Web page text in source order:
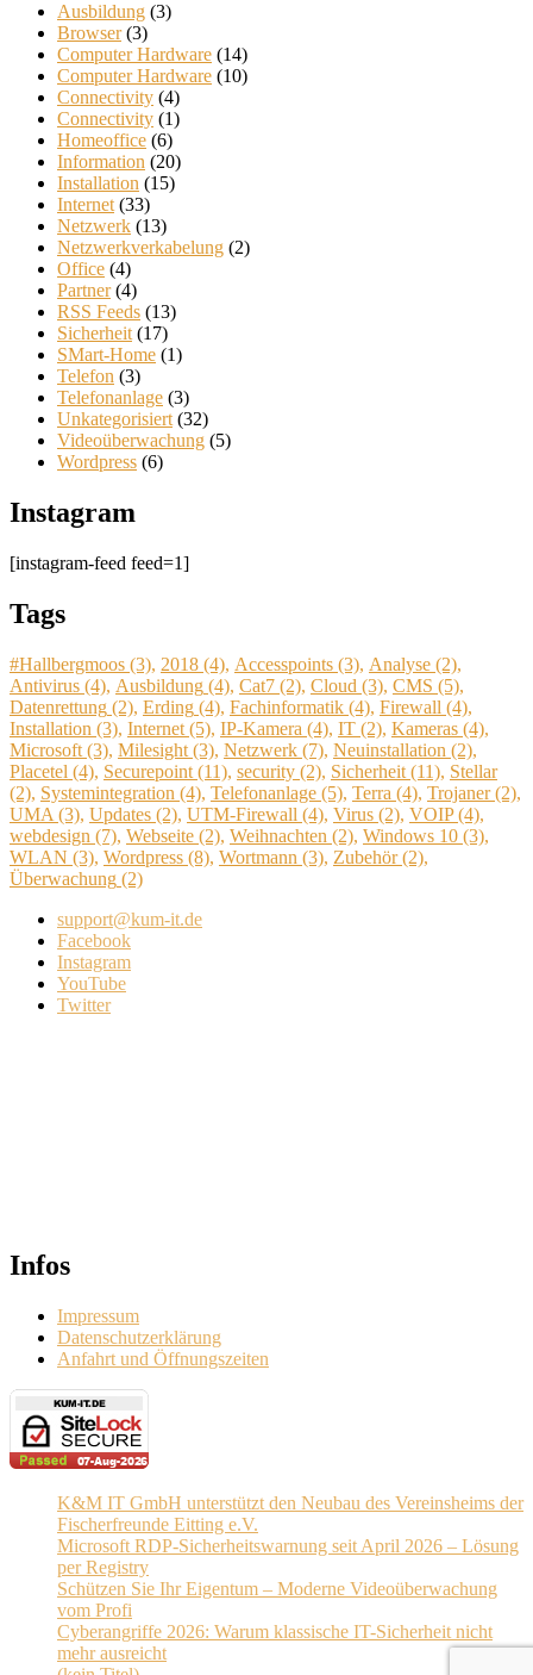
Ausbildung (3)
Browser(3)
Computer Hardware (14)
Computer Hardware (10)
Connectivity (4)
Connectivity (1)
Homeoffice (6)
Information (20)
Installation (15)
Internet(33)
Netzwerk (13)
Netzwerkverkabelung (2)
Office (4)
Partner(4)
RSS Feeds (13)
Sicherheit(17)
SMart-Home (1)
Telefon (3)
Telefonanlage (3)
Unkategorisiert(32)
Videoüberwachung (5)
Wordpress (6)
Instagram
[instagram-feed feed=1]
Tags
#Hallbergmoos (3), 2018 (4), Accesspoints (3), Analyse (2),
Antivirus (4), Ausbildung (4), Cat7 (2), Cloud (3), CMS (5),
Datenrettung (2), Erding (4), Fachinformatik (4), Firewall (4),
Installation (3), Internet (5), IP-Kamera (4), IT (2), Kameras (4),
Microsoft (3), Milesight (3), Netzwerk (7), Neuinstallation (2),
Placetel (4), Securepoint (11), security (2), Sicherheit (11), Stellar
(2), Systemintegration (4), Telefonanlage (5), Terra (4), Trojaner(2),
UMA (3), Updates (2), UTM-Firewall (4), Virus (2), VOIP(4),
webdesign (7), Webseite (2), Weihnachten (2), Windows 10 (3),
WLAN (3), Wordpress (8), Wortmann (3), Zubehör(2),
Überwachung (2)
support@kum-it.de
Facebook
Instagram
YouTube
Twitter
Infos
Impressum
Datenschutzerklärung
Anfahrt und Öffnungszeiten
K&M IT GmbH unterstützt den Neubau des Vereinsheims der
Fischerfreunde Eitting e.V.
Microsoft RDP-Sicherheitswarnung seit April 2026 – Lösung
per Registry
Schützen Sie Ihr Eigentum – Moderne Videoüberwachung
vom Profi
Cyberangriffe 2026: Warum klassische IT-Sicherheit nicht
mehr ausreicht